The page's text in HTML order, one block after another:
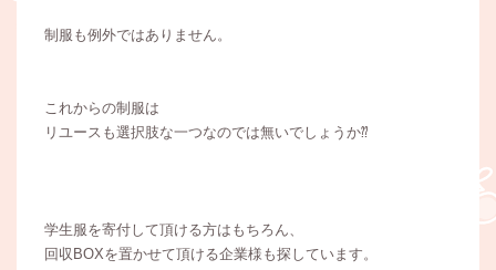
制服も例外ではありません。
これからの制服は
リユースも選択肢な一つなのでは無いでしょうか⁇
学生服を寄付して頂ける方はもちろん、
回収BOXを置かせて頂ける企業様も探しています。